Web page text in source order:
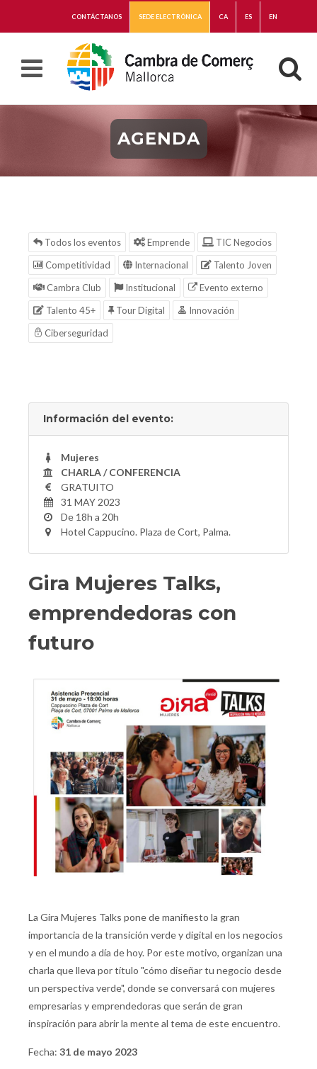
CONTÁCTANOS SEDE ELECTRÓNICA CA ES EN
AGENDA
Todos los eventos Emprende
TIC Negocios
Competitividad
Internacional
Talento Joven
Cambra Club
Institucional
Evento externo
Talento 45+
Tour Digital
Innovación
Ciberseguridad
Información del evento:
Mujeres
CHARLA / CONFERENCIA
GRATUITO
31 MAY 2023
De 18h a 20h
Hotel Cappucino. Plaza de Cort, Palma.
Gira Mujeres Talks,
emprendedoras con
futuro
La Gira Mujeres Talks pone de manifiesto la gran
importancia de la transición verde y digital en los negocios
y en el mundo a día de hoy. Por este motivo, organizan una
charla que lleva por título "cómo diseñar tu negocio desde
un perspectiva verde", donde se conversará con mujeres
empresarias y emprendedoras que serán de gran
inspiración para abrir la mente al tema de este encuentro.
Fecha: 31 de mayo 2023